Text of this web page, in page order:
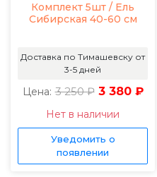
Комплект 5шт / Ель
Сибирская 40-60 см
Доставка по Тимашевску от
3-5 дней
Цена: 3 250 ₽ 3 380 ₽
Нет в наличии
Уведомить о
появлении